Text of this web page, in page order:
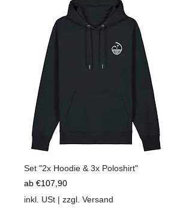
Set "2x Hoodie & 3x Poloshirt"
ab €107,90Sale-
inkl. USt | zzgl. Versand